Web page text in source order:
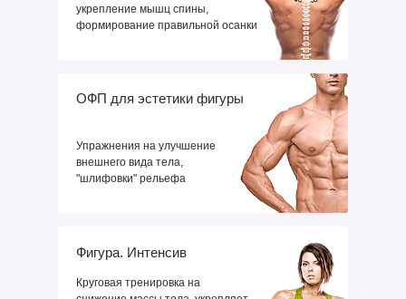
укрепление мышц спины,
формирование правильной осанки
ОФП для эстетики фигуры
Упражнения на улучшение
внешнего вида тела,
"шлифовки" рельефа
Фигура. Интенсив
Круговая тренировка на